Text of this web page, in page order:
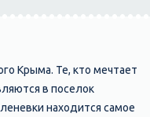
Крыма. Те, кто мечтает
в поселок
находится самое